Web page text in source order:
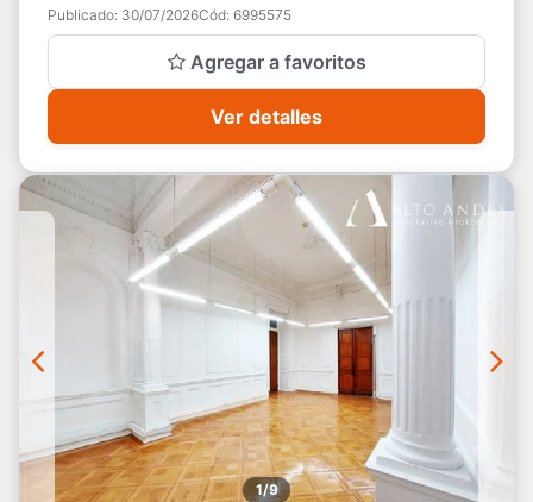
Publicado: 30/07/2026Cód: 6995575
Agregar a favoritos
Ver detalles
1/9